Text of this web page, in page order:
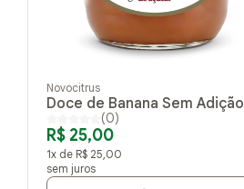
Novocitrus
Doce de Banana Sem Adição
de Açúcar 275 g
(0)
R$ 25,00
1x de R$ 25,00
sem juros